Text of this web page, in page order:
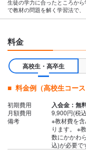
生徒の学力に合ったところか
で教材の問題を解く学習法で、
料金
高校生・高卒生
料金例（高校生コー
初期費用 入会金：無
月額費用
9,900円(税
備考
※教材費を
ります。 ※
数にかかわ
込)が必要で